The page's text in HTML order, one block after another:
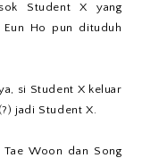
Student X yang
Eun Ho pun dituduh
si Student X keluar
jadi Student X.
Woon dan Song